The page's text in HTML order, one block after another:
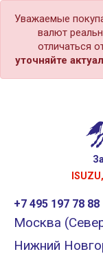
Уважаемые
валют
отличаться
уточняйте
+7 495 197 78 88
Москва
Нижний